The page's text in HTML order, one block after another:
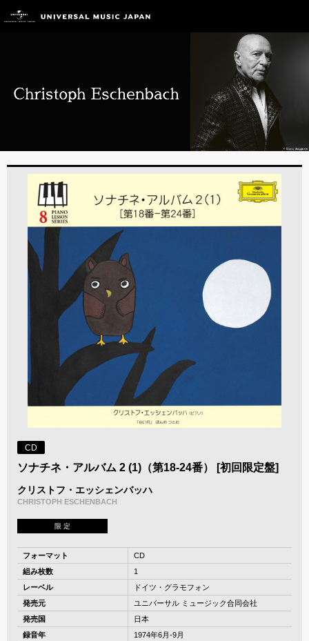
CD
ソナチネ・アルバム 2 (1)（第18-24番） [初回限定盤]
クリストフ・エッシェンバッハ
CHRISTOPH ESCHENBACH
限 定
フォーマット
CD
組み枚数
1
レーベル
ドイツ・グラモフォン
発売元
ユニバーサル ミュージック合同会社
発売国
日本
録音年
1974年6月-9月